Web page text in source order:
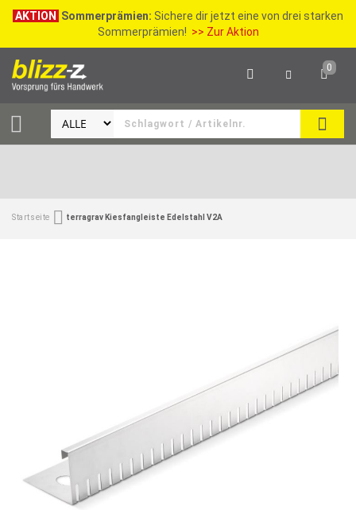
AKTION Sommerprämien: Sichere dir jetzt eine von drei starken
Sommerprämien! >> Zur Aktion
0
Startseite terragrav Kiesfangleiste Edelstahl V2A